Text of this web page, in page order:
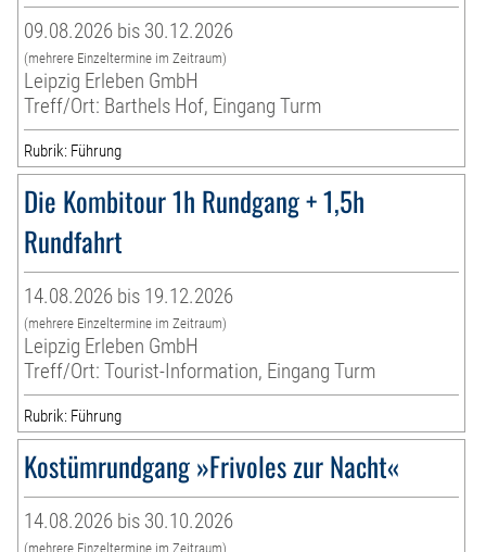
09.08.2026 bis 30.12.2026
(mehrere Einzeltermine im Zeitraum)
Leipzig Erleben GmbH
Treff/Ort: Barthels Hof, Eingang Turm
Rubrik: Führung
Die Kombitour 1h Rundgang + 1,5h
Rundfahrt
14.08.2026 bis 19.12.2026
(mehrere Einzeltermine im Zeitraum)
Leipzig Erleben GmbH
Treff/Ort: Tourist-Information, Eingang Turm
Rubrik: Führung
Kostümrundgang »Frivoles zur Nacht«
14.08.2026 bis 30.10.2026
(mehrere Einzeltermine im Zeitraum)